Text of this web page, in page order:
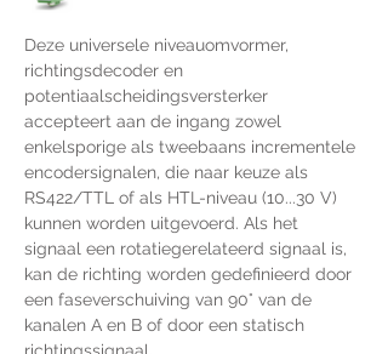
Deze universele niveauomvormer,
richtingsdecoder en
potentiaalscheidingsversterker
accepteert aan de ingang zowel
enkelsporige als tweebaans incrementele
encodersignalen, die naar keuze als
RS422/TTL of als HTL-niveau (10...30 V)
kunnen worden uitgevoerd. Als het
signaal een rotatiegerelateerd signaal is,
kan de richting worden gedefinieerd door
een faseverschuiving van 90° van de
kanalen A en B of door een statisch